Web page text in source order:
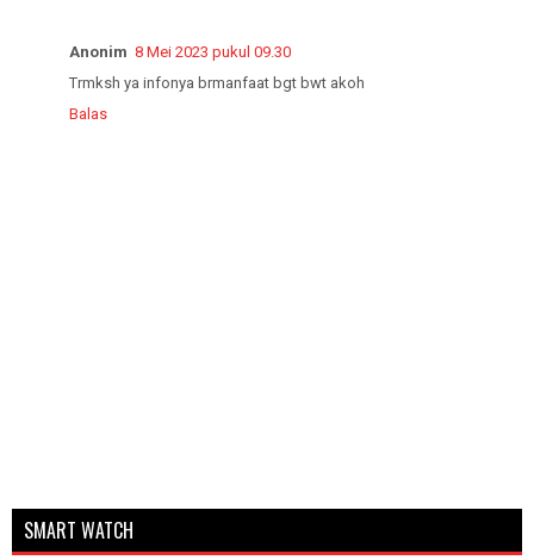
Anonim 8 Mei 2023 pukul 09.30
Trmksh ya infonya brmanfaat bgt bwt akoh
Balas
SMART WATCH